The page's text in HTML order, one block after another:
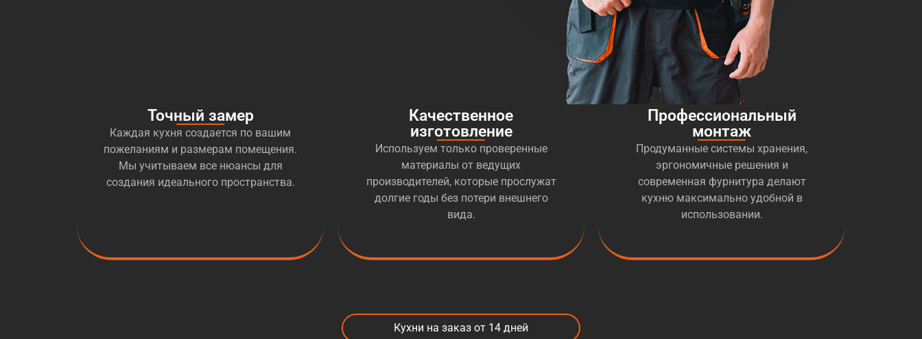
Точный замер
Каждая кухня создается по вашим
пожеланиям и размерам помещения.
Мы учитываем все нюансы для
создания идеального пространства.
Качественное
изготовление
Используем только проверенные
материалы от ведущих
производителей, которые прослужат
долгие годы без потери внешнего
вида.
Профессиональный
монтаж
Продуманные системы хранения,
эргономичные решения и
современная фурнитура делают
кухню максимально удобной в
использовании.
Кухни на заказ от 14 дней